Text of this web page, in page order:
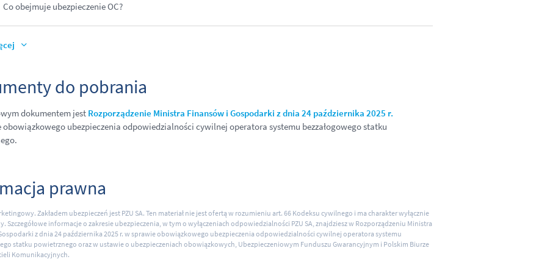
Co obejmuje ubezpieczenie OC?
do pobrania
dokumentem jest Rozporządzenie Ministra Finansów i Gospodarki z dnia 24 października 2025 r.
obowiązkowego ubezpieczenia odpowiedzialności cywilnej operatora systemu bezzałogowego statku
prawna
Zakładem ubezpieczeń jest PZU SA. Ten materiał nie jest ofertą w rozumieniu art. 66 Kodeksu cywilnego i ma charakter wyłącznie
Szczegółowe informacje o zakresie ubezpieczenia, w tym o wyłączeniach odpowiedzialności PZU SA, znajdziesz w Rozporządzeniu Ministra
z dnia 24 października 2025 r. w sprawie obowiązkowego ubezpieczenia odpowiedzialności cywilnej operatora systemu
statku powietrznego oraz w ustawie o ubezpieczeniach obowiązkowych, Ubezpieczeniowym Funduszu Gwarancyjnym i Polskim Biurze
Komunikacyjnych.